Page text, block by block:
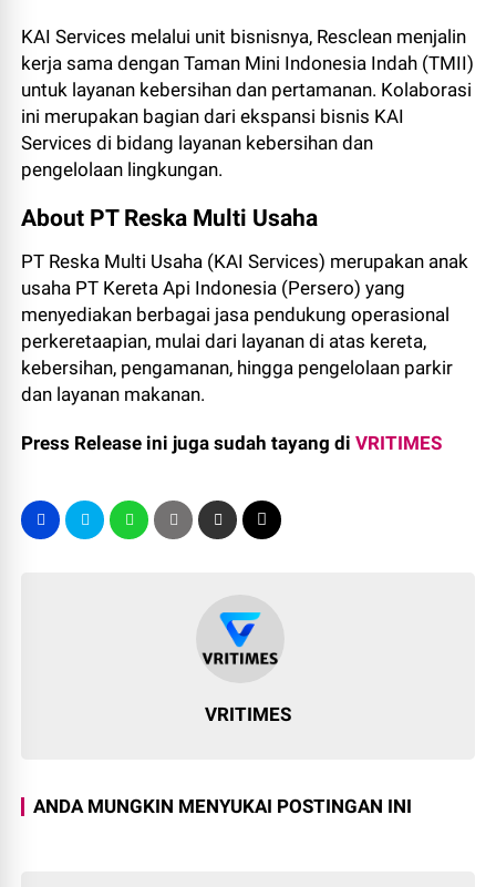
KAI Services melalui unit bisnisnya, Resclean menjalin
kerja sama dengan Taman Mini Indonesia Indah (TMII)
untuk layanan kebersihan dan pertamanan. Kolaborasi
ini merupakan bagian dari ekspansi bisnis KAI
Services di bidang layanan kebersihan dan
pengelolaan lingkungan.
About PT Reska Multi Usaha
PT Reska Multi Usaha (KAI Services) merupakan anak
usaha PT Kereta Api Indonesia (Persero) yang
menyediakan berbagai jasa pendukung operasional
perkeretaapian, mulai dari layanan di atas kereta,
kebersihan, pengamanan, hingga pengelolaan parkir
dan layanan makanan.
Press Release ini juga sudah tayang diVRITIMES
VRITIMES
ANDA MUNGKIN MENYUKAI POSTINGAN INI